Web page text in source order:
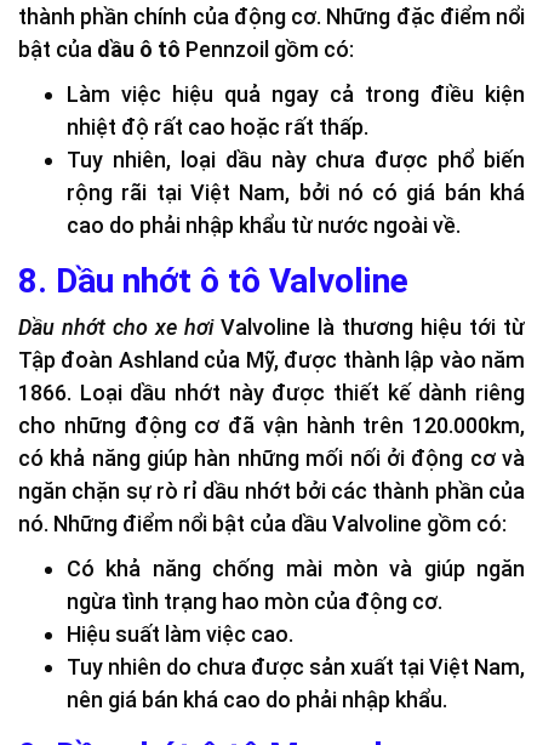
thành phần chính của động cơ. Những đặc điểm nổi
bật của dầu ô tô Pennzoil gồm có:
Làm việc hiệu quả ngay cả trong điều kiện
nhiệt độ rất cao hoặc rất thấp.
Tuy nhiên, loại dầu này chưa được phổ biến
rộng rãi tại Việt Nam, bởi nó có giá bán khá
cao do phải nhập khẩu từ nước ngoài về.
8. Dầu nhớt ô tô Valvoline
Dầu nhớt cho xe hơiValvoline là thương hiệu tới từ
Tập đoàn Ashland của Mỹ, được thành lập vào năm
1866. Loại dầu nhớt này được thiết kế dành riêng
cho những động cơ đã vận hành trên 120.000km,
có khả năng giúp hàn những mối nối ởi động cơ và
ngăn chặn sự rò rỉ dầu nhớt bởi các thành phần của
nó. Những điểm nổi bật của dầu Valvoline gồm có:
Có khả năng chống mài mòn và giúp ngăn
ngừa tình trạng hao mòn của động cơ.
Hiệu suất làm việc cao.
Tuy nhiên do chưa được sản xuất tại Việt Nam,
nên giá bán khá cao do phải nhập khẩu.